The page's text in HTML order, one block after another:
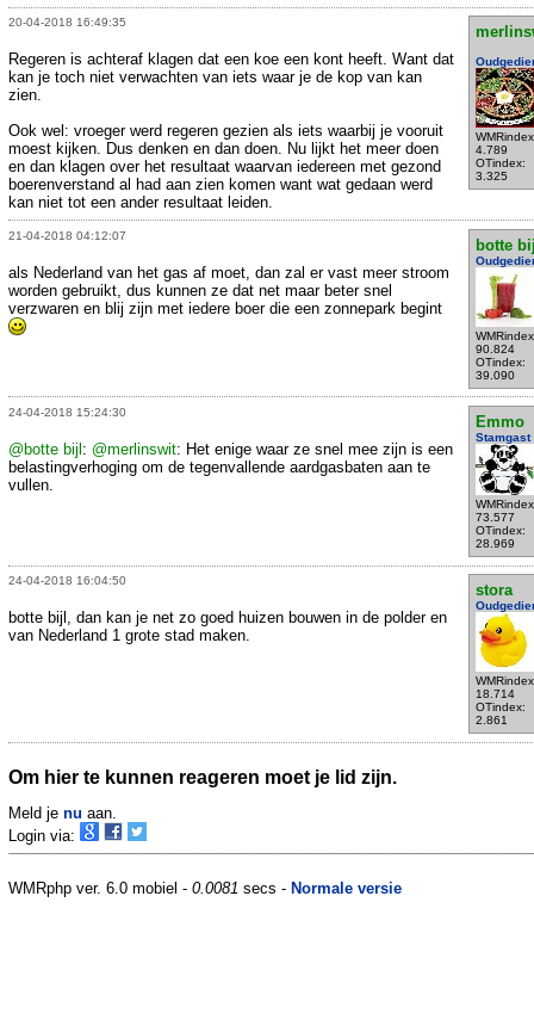
20-04-2018 16:49:35
4.789
OTindex:
3.325
Regeren is achteraf klagen dat een koe een kont heeft. Want dat
kan je toch niet verwachten van iets waar je de kop van kan
zien.
Ook wel: vroeger werd regeren gezien als iets waarbij je vooruit
moest kijken. Dus denken en dan doen. Nu lijkt het meer doen
en dan klagen over het resultaat waarvan iedereen met gezond
boerenverstand al had aan zien komen want wat gedaan werd
kan niet tot een ander resultaat leiden.
21-04-2018 04:12:07
botte
90.824
OTindex:
39.090
als Nederland van het gas af moet, dan zal er vast meer stroom
worden gebruikt, dus kunnen ze dat net maar beter snel
verzwaren en blij zijn met iedere boer die een zonnepark begint
24-04-2018 15:24:30
Emmo
Stamgast
73.577
OTindex:
28.969
@botte bijl : @merlinswit: Het enige waar ze snel mee zijn is een
belastingverhoging om de tegenvallende aardgasbaten aan te
vullen.
24-04-2018 16:04:50
stora
18.714
OTindex:
2.861
botte bijl, dan kan je net zo goed huizen bouwen in de polder en
van Nederland 1 grote stad maken.
Om hier te kunnen reageren moet je lid zijn.
Meld je nu aan.
Login via:
WMRphp ver. 6.0 mobiel - 0.0081 secs - Normale versie